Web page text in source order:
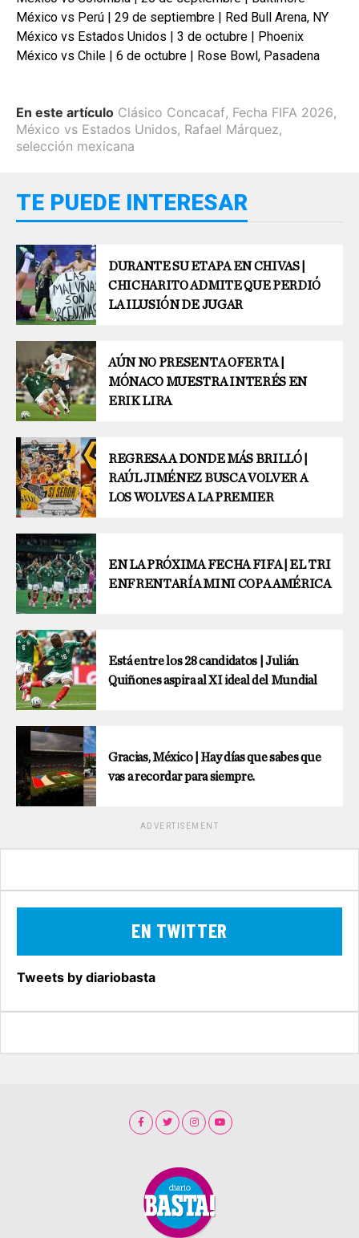
México vs Perú | 29 de septiembre | Red Bull Arena, NY
México vs Estados Unidos | 3 de octubre | Phoenix
México vs Chile | 6 de octubre | Rose Bowl, Pasadena
En este artículo Clásico Concacaf, Fecha FIFA 2026,
México vs Estados Unidos, Rafael Márquez,
selección mexicana
TE PUEDE INTERESAR
DURANTE SU ETAPA EN CHIVAS |
CHICHARITO ADMITE QUE PERDIÓ
LA ILUSIÓN DE JUGAR
AÚN NO PRESENTA OFERTA |
MÓNACO MUESTRA INTERÉS EN
ERIK LIRA
REGRESA A DONDE MÁS BRILLÓ |
RAÚL JIMÉNEZ BUSCA VOLVER A
LOS WOLVES A LA PREMIER
EN LA PRÓXIMA FECHA FIFA | EL TRI
ENFRENTARÍA MINI COPA AMÉRICA
Está entre los 28 candidatos | Julián
Quiñones aspira al XI ideal del Mundial
Gracias, México | Hay días que sabes que
vas a recordar para siempre.
ADVERTISEMENT
EN TWITTER
Tweets by diariobasta